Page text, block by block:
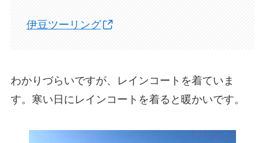
伊豆ツーリング
わかりづらいですが、レインコートを着ていま
す。寒い日にレインコートを着ると暖かいです。